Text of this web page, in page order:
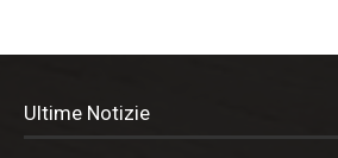
Ultime Notizie